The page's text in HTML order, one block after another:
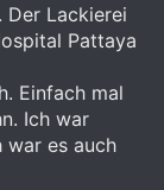
Der Lackierei
Pattaya
Einfach mal
Ich war
war es auch